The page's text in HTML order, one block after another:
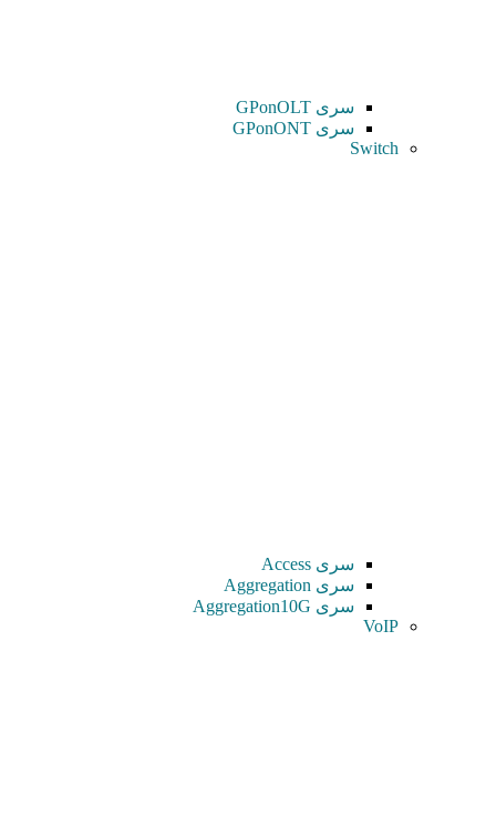
سری GPonOLT
سری GPonONT
Switch
سری Access
سری Aggregation
سری Aggregation10G
VoIP